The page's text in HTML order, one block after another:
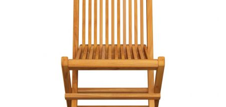
Предоставената таблица е с информационна цел.
Добавете продукта в количката си с бутона "Добави в
количката" и при поръчка ще можете да изберете броя
вноски на кредита.
Предоставената таблица е с информационна цел.
Добавете продукта в количката си с бутона "Добави в
количката" и при поръчка ще можете да изберете броя
вноски на кредита.